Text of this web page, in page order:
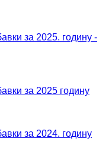
за 2025. годину -
за 2025 годину
за 2024. годину